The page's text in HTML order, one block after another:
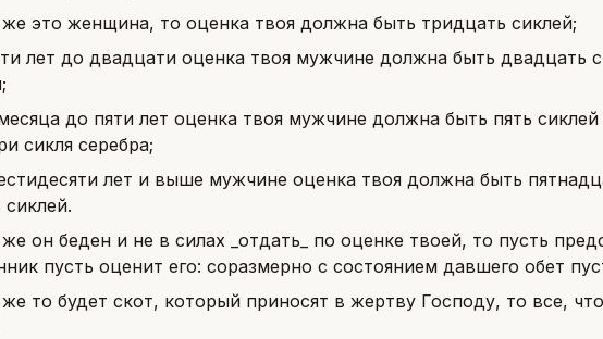
же это женщина, то оценка твоя должна быть тридцать сиклей;
лет до двадцати оценка твоя мужчине должна быть двадцать
до пяти лет оценка твоя мужчине должна быть пять
сикля серебра;
лет и выше мужчине оценка твоя должна быть
сиклей.
он беден и не в силах _отдать_ по оценке твоей, то пусть
пусть оценит его: соразмерно с состоянием давшего обет
то будет скот, который приносят в жертву Господу, то все,